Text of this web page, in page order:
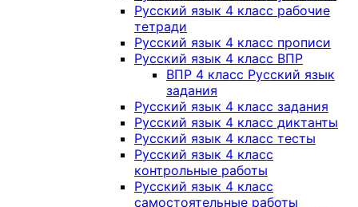
Русский язык 4 класс рабочие
тетради
Русский язык 4 класс прописи
Русский язык 4 класс ВПР
ВПР 4 класс Русский язык
задания
Русский язык 4 класс задания
Русский язык 4 класс диктанты
Русский язык 4 класс тесты
Русский язык 4 класс
контрольные работы
Русский язык 4 класс
самостоятельные работы